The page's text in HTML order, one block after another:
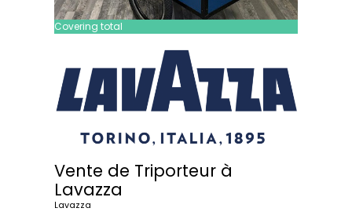
Covering total
Vente de Triporteur à
Lavazza
Lavazza